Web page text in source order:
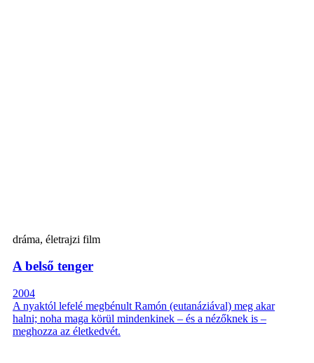
dráma, életrajzi film
A belső tenger
2004
A nyaktól lefelé megbénult Ramón (eutanáziával) meg akar
halni; noha maga körül mindenkinek – és a nézőknek is –
meghozza az életkedvét.